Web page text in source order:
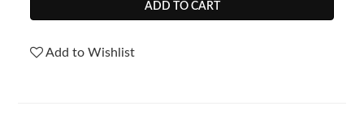
ADD TO CART
Add to Wishlist